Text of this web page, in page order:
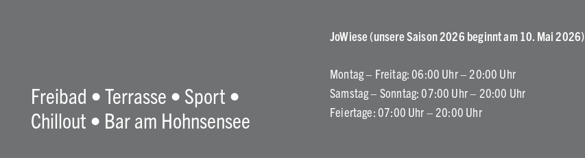
Freibad • Terrasse • Sport •
Chillout • Bar am Hohnsensee
JoWiese (unsere Saison 2026 beginnt am 10. Mai 2026)
Montag – Freitag: 06:00 Uhr – 20:00 Uhr
Samstag – Sonntag: 07:00 Uhr – 20:00 Uhr
Feiertage: 07:00 Uhr – 20:00 Uhr